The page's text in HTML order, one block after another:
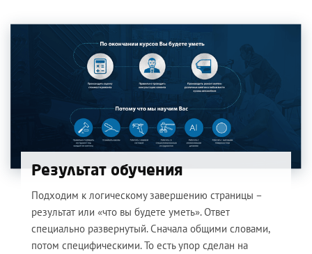
Результат обучения
Подходим к логическому завершению страницы –
результат или «что вы будете уметь». Ответ
специально развернутый. Сначала общими словами,
потом специфическими. То есть упор сделан на